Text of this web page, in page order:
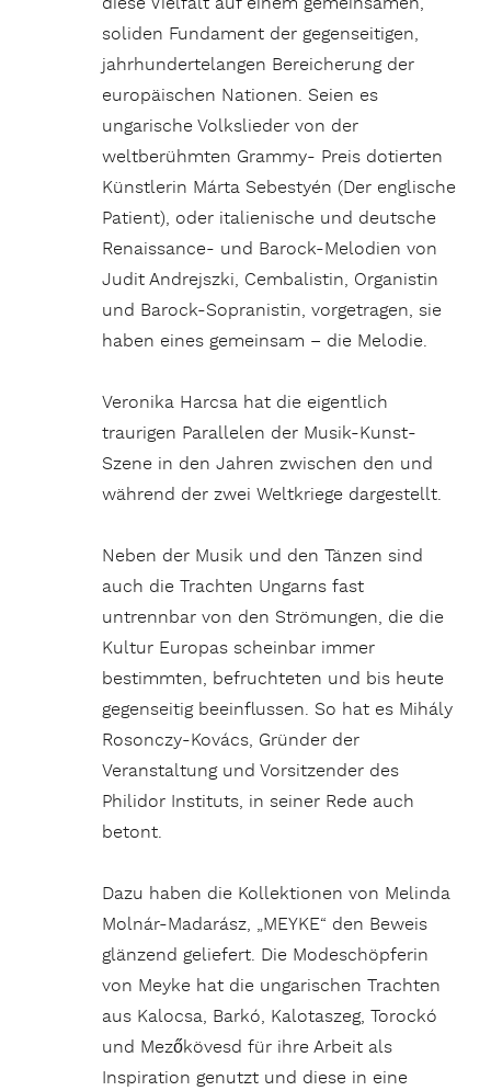
soliden Fundament der gegenseitigen,
jahrhundertelangen Bereicherung der
europäischen Nationen. Seien es
ungarische Volkslieder von der
weltberühmten Grammy- Preis dotierten
Künstlerin Márta Sebestyén (Der englische
Patient), oder italienische und deutsche
Renaissance- und Barock-Melodien von
Judit Andrejszki, Cembalistin, Organistin
und Barock-Sopranistin, vorgetragen, sie
haben eines gemeinsam – die Melodie.
Veronika Harcsa hat die eigentlich
traurigen Parallelen der Musik-Kunst-
Szene in den Jahren zwischen den und
während der zwei Weltkriege dargestellt.
Neben der Musik und den Tänzen sind
auch die Trachten Ungarns fast
untrennbar von den Strömungen, die die
Kultur Europas scheinbar immer
bestimmten, befruchteten und bis heute
gegenseitig beeinflussen. So hat es Mihály
Rosonczy-Kovács, Gründer der
Veranstaltung und Vorsitzender des
Philidor Instituts, in seiner Rede auch
betont.
Dazu haben die Kollektionen von Melinda
Molnár-Madarász, „MEYKE“ den Beweis
glänzend geliefert. Die Modeschöpferin
von Meyke hat die ungarischen Trachten
aus Kalocsa, Barkó, Kalotaszeg, Torockó
und Mezőkövesd für ihre Arbeit als
Inspiration genutzt und diese in eine